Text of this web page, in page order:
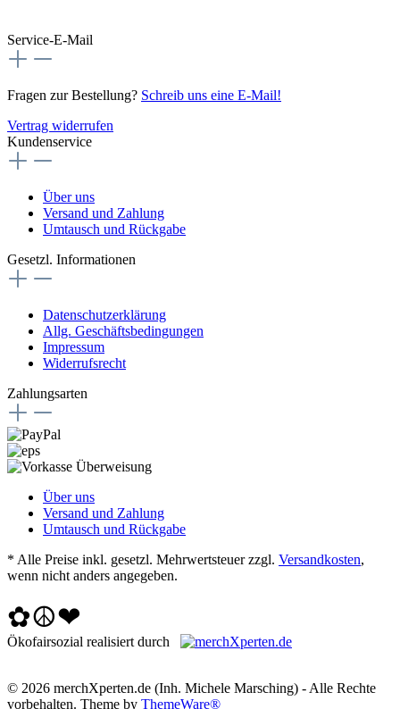
Service-E-Mail
Fragen zur Bestellung? Schreib uns eine E-Mail!
Vertrag widerrufen
Kundenservice
Über uns
Versand und Zahlung
Umtausch und Rückgabe
Gesetzl. Informationen
Datenschutzerklärung
Allg. Geschäftsbedingungen
Impressum
Widerrufsrecht
Zahlungsarten
Über uns
Versand und Zahlung
Umtausch und Rückgabe
* Alle Preise inkl. gesetzl. Mehrwertsteuer zzgl. Versandkosten,
wenn nicht anders angegeben.
✿☮❤
Ökofairsozial realisiert durch
© 2026 merchXperten.de (Inh. Michele Marsching) - Alle Rechte
vorbehalten. Theme by ThemeWare®